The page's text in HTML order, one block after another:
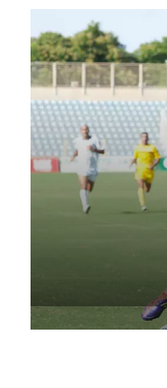
החידה
ארכיון
כתבו לנו